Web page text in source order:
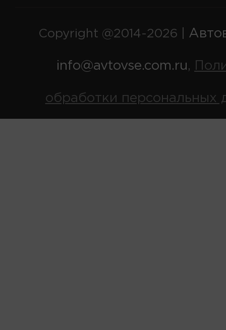
Copyright @2014-2026 |
info@avtovse.com.ru,
обработки персональных